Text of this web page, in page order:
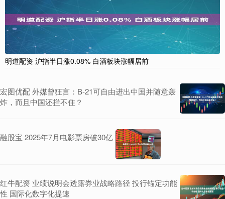
明道配资 沪指半日涨0.08% 白酒板块涨幅居前
宏图优配 外媒曾狂言：B-21可自由进出中国并随意轰
炸，而且中国还拦不住？
融股宝 2025年7月电影票房破30亿
红牛配资 业绩说明会透露券业战略路径 投行锚定功能
性 国际化数字化提速